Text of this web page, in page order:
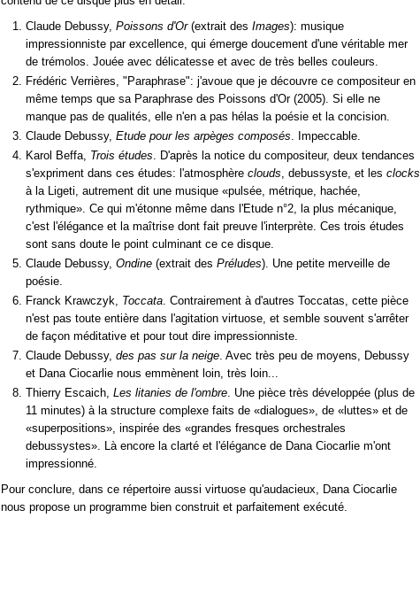
Claude Debussy, Poissons d'Or(extrait des Images): musique
impressionniste par excellence, qui émerge doucement d'une véritable mer
de trémolos. Jouée avec délicatesse et avec de très belles couleurs.
Frédéric Verrières, "Paraphrase": j'avoue que je découvre ce compositeur en
même temps que sa Paraphrase des Poissons d'Or (2005). Si elle ne
manque pas de qualités, elle n'en a pas hélas la poésie et la concision.
Claude Debussy, Etude pour les arpèges composés. Impeccable.
Karol Beffa, Trois études. D'après la notice du compositeur, deux tendances
s'expriment dans ces études: l'atmosphère clouds, debussyste, et les clocks
à la Ligeti, autrement dit une musique
pulsée, métrique, hachée,
rythmique . Ce qui m'étonne même dans l'Etude n°2, la plus mécanique,
c'est l'élégance et la maîtrise dont fait preuve l'interprète. Ces trois études
sont sans doute le point culminant ce ce disque.
Claude Debussy, Ondine (extrait des Préludes). Une petite merveille de
poésie.
Franck Krawczyk, Toccata. Contrairement à d'autres Toccatas, cette pièce
n'est pas toute entière dans l'agitation virtuose, et semble souvent s'arrêter
de façon méditative et pour tout dire impressionniste.
Claude Debussy, des pas sur la neige. Avec très peu de moyens, Debussy
et Dana Ciocarlie nous emmènent loin, très loin...
Thierry Escaich, Les litanies de l'ombre. Une pièce très développée (plus de
11 minutes) à la structure complexe faits de
dialogues , de luttes
et de
superpositions , inspirée des
grandes fresques orchestrales
debussystes . Là encore la clarté et l'élégance de Dana Ciocarlie m'ont
impressionné.
Pour conclure, dans ce répertoire aussi virtuose qu'audacieux, Dana Ciocarlie
nous propose un programme bien construit et parfaitement exécuté.